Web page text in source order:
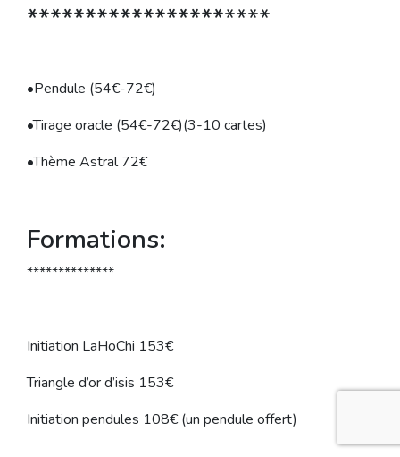
*********************
•Pendule (54€-72€)
•Tirage oracle (54€-72€)(3-10 cartes)
•Thème Astral 72€
Formations:
**************
Initiation LaHoChi 153€
Triangle d’or d’isis 153€
Initiation pendules 108€ (un pendule offert)